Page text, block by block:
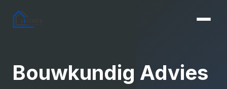
Bouwkundig Advies